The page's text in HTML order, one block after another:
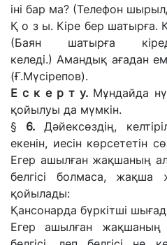
іні бар ма? (Телефон
Қо з ы. Кіре бер шатырға.
(Баян шатырға
келеді.)Амандық ағадан
(Ғ.Мүсірепов).
Ес к е р т у. Мұндайда
қойылуы да мүмкін.
§ 6. Дәйексөздің,
екенін, иесін көрсететін
Егер ашылған жақшаның
белгісі болмаса, жақша
қойылады:
Қансонарда бүркітші
Егер ашылған жақшаның